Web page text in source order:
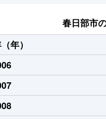
春日部市
年）